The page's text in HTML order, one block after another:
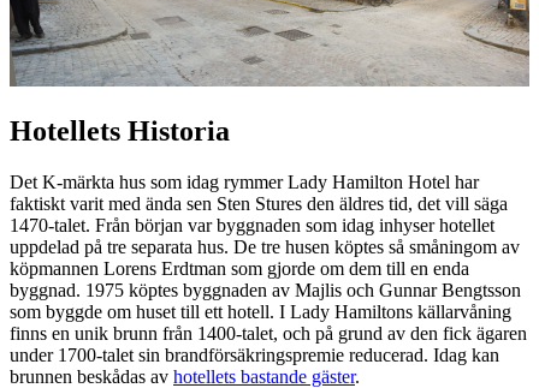
Hotellets Historia
Det K-märkta hus som idag rymmer Lady Hamilton Hotel har
faktiskt varit med ända sen Sten Stures den äldres tid, det vill säga
1470-talet. Från början var byggnaden som idag inhyser hotellet
uppdelad på tre separata hus. De tre husen köptes så småningom av
köpmannen Lorens Erdtman som gjorde om dem till en enda
byggnad. 1975 köptes byggnaden av Majlis och Gunnar Bengtsson
som byggde om huset till ett hotell. I Lady Hamiltons källarvåning
finns en unik brunn från 1400-talet, och på grund av den fick ägaren
under 1700-talet sin brandförsäkringspremie reducerad. Idag kan
brunnen beskådas av hotellets bastande gäster.